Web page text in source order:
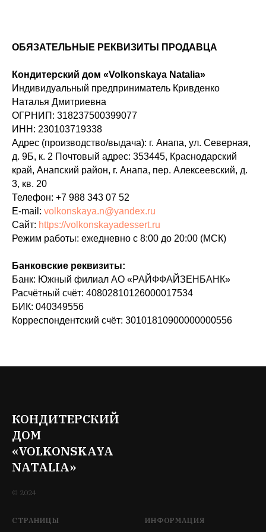
ОБЯЗАТЕЛЬНЫЕ РЕКВИЗИТЫ ПРОДАВЦА
Кондитерский дом «Volkonskaya Natalia»
Индивидуальный предприниматель Кривденко
Наталья Дмитриевна
ОГРНИП: 318237500399077
ИНН: 230103719338
Адрес (производство/выдача): г. Анапа, ул. Северная,
д. 9Б, к. 2 Почтовый адрес: 353445, Краснодарский
край, Анапский район, г. Анапа, пер. Алексеевский, д.
3, кв. 20
Телефон: +7 988 343 07 52
E-mail: volkonskaya.n@yandex.ru
Сайт: https://volkonskayadessert.ru
Режим работы: ежедневно с 8:00 до 20:00 (МСК)
Банковские реквизиты:
Банк: Южный филиал АО «РАЙФФАЙЗЕНБАНК»
Расчётный счёт: 40802810126000017534
БИК: 040349556
Корреспондентский счёт: 30101810900000000556
КОНДИТЕРСКИЙ
ДОМ
«VOLKONSKAYA
NATALIA»
© 2024
СТРАНИЦЫ ИНФОРМАЦИЯ